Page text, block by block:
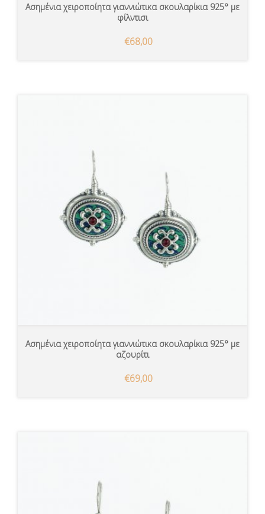
Ασημένια χειροποίητα γιαννιώτικα σκουλαρίκια 925° με
φίλντισι
€68,00
Ασημένια χειροποίητα γιαννιώτικα σκουλαρίκια 925° με
αζουρίτι
€69,00